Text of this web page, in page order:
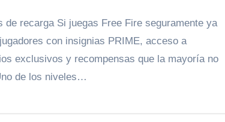
con insignias PRIME, acceso a
exclusivos y recompensas que la mayoría no
de los niveles…